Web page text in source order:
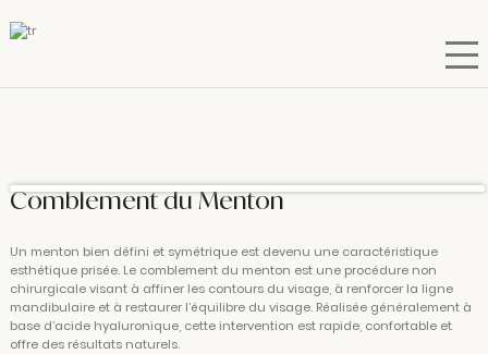
Comblement du Menton
Un menton bien défini et symétrique est devenu une caractéristique
esthétique prisée. Le comblement du menton est une procédure non
chirurgicale visant à affiner les contours du visage, à renforcer la ligne
mandibulaire et à restaurer l’équilibre du visage. Réalisée généralement à
base d’acide hyaluronique, cette intervention est rapide, confortable et
offre des résultats naturels.